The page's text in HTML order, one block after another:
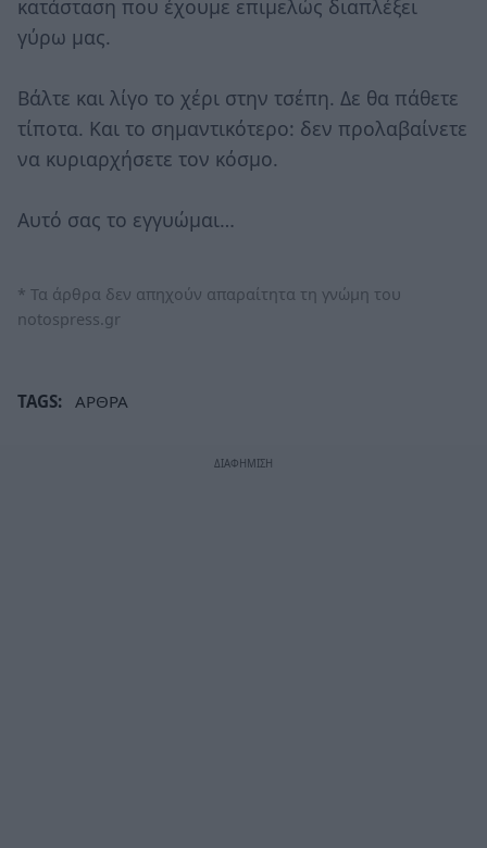
κατάσταση που έχουμε επιμελώς διαπλέξει
γύρω μας.
Βάλτε και λίγο το χέρι στην τσέπη. Δε θα πάθετε
τίποτα. Και το σημαντικότερο: δεν προλαβαίνετε
να κυριαρχήσετε τον κόσμο.
Αυτό σας το εγγυώμαι…
* Τα άρθρα δεν απηχούν απαραίτητα τη γνώμη του
notospress.gr
TAGS: ΑΡΘΡΑ